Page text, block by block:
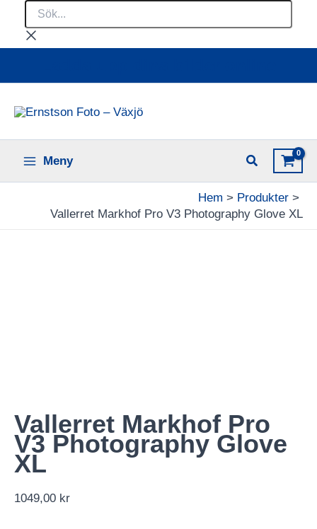
innehåll
Sök...
Meny
Hem
Produkter
Vallerret Markhof Pro V3 Photography Glove XL
Vallerret Markhof Pro
V3 Photography Glove
XL
1049,00 kr